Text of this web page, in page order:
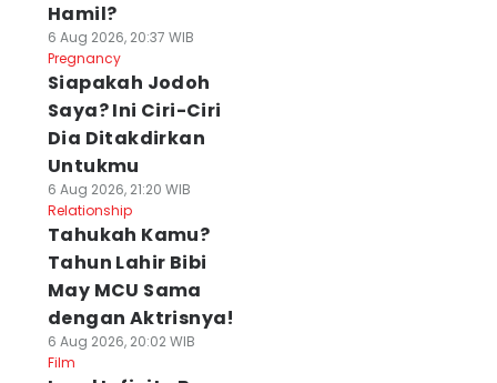
Hamil?
6 Aug 2026, 20:37 WIB
Pregnancy
Siapakah Jodoh
Saya? Ini Ciri-Ciri
Dia Ditakdirkan
Untukmu
6 Aug 2026, 21:20 WIB
Relationship
Tahukah Kamu?
Tahun Lahir Bibi
May MCU Sama
dengan Aktrisnya!
6 Aug 2026, 20:02 WIB
Film